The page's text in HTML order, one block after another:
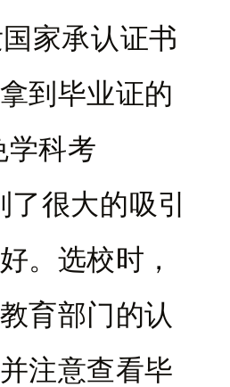
家承认证书
到毕业证的
学科考
很大的吸引
。选校时，
育部门的认
注意查看毕